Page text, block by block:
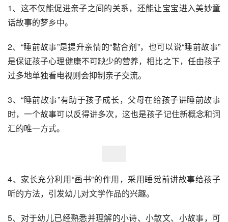
1、这不仅能促进亲子之间的关系，还能让宝宝进入美妙童
话故事的梦乡中。
2、“睡前故事”是提升亲情的“黏合剂”，也可以说“睡前故事”
是保证孩子心理健康不可缺少的营养，相比之下，任由孩子
过多地单独看电视则会抑制亲子交流。
3、“睡前故事”有助于孩子成长，父母在给孩子讲睡前故事
时，一个故事可以反得讲多次，这也是孩子记住新概念和词
汇的唯一方式。
4、家长充分利用“画书”的作用，采用睡觉前讲故事给孩子
听的方法，引发幼儿对文学作品的兴趣。
5、对于幼儿已经熟悉并理解的小诗、小散文、小故事，可